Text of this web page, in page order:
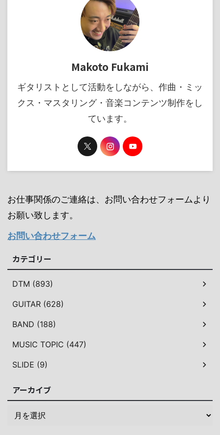
Makoto Fukami
ギタリストとして活動をしながら、作曲・ミッ
クス・マスタリング・音楽コンテンツ制作をし
ています。
お仕事関係のご連絡は、お問い合わせフォームより
お願い致します。
お問い合わせフォーム
カテゴリー
DTM (893)
GUITAR (628)
BAND (188)
MUSIC TOPIC (447)
SLIDE (9)
アーカイブ